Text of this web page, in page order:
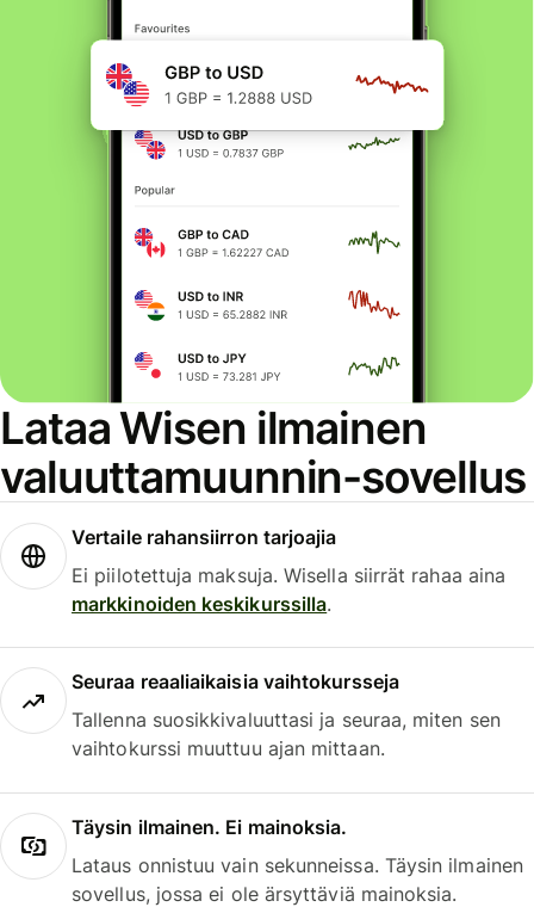
Lataa Wisen ilmainen
valuuttamuunnin-sovellus
Vertaile rahansiirron tarjoajia
Ei piilotettuja maksuja. Wisella siirrät rahaa aina
markkinoiden keskikurssilla.
Seuraa reaaliaikaisia vaihtokursseja
Tallenna suosikkivaluuttasi ja seuraa, miten sen
vaihtokurssi muuttuu ajan mittaan.
Täysin ilmainen. Ei mainoksia.
Lataus onnistuu vain sekunneissa. Täysin ilmainen
sovellus, jossa ei ole ärsyttäviä mainoksia.